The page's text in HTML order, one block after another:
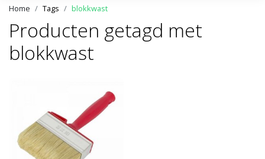
Home Tags blokkwast
Producten getagd met
blokkwast